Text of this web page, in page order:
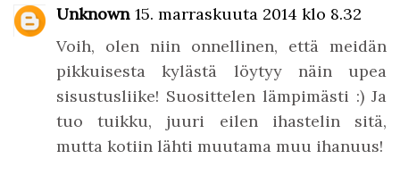
Unknown 15. marraskuuta 2014 klo 8.32
Voih, olen niin onnellinen, että meidän
pikkuisesta kylästä löytyy näin upea
sisustusliike! Suosittelen lämpimästi :) Ja
tuo tuikku, juuri eilen ihastelin sitä,
mutta kotiin lähti muutama muu ihanuus!